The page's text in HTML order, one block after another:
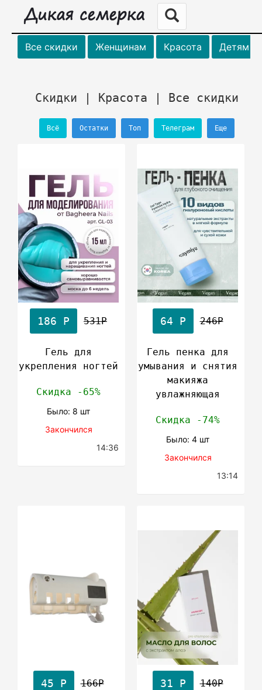
Все скидки Женщинам Красота Детям
Скидки | Красота | Все скидки
Всё Остатки Топ Телеграм Еще
186 Р 531Р
Гель для
укрепления ногтей
Скидка -65%
Было: 8 шт
Закончился
14:36
64 Р 246Р
Гель пенка для
умывания и снятия
макияжа
увлажняющая
Скидка -74%
Было: 4 шт
Закончился
13:14
45 Р 166Р 31 Р 140Р